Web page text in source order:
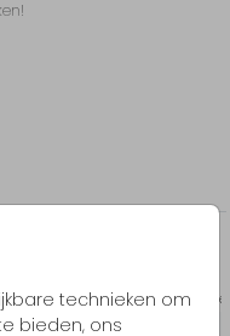
technieken om
bieden, ons
of het lettertype.
Neem gerust
leuk